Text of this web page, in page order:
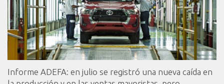
Informe ADEFA: en julio se registró una nueva caída en